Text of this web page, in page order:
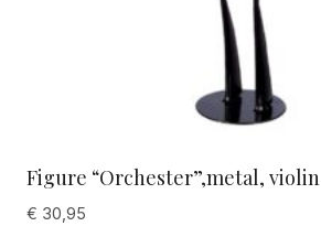
Figure “Orchester”,metal, violin
€ 30,95